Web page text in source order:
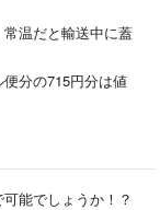
せずタグも切って
方法で、送料を負
温だと輸送中に蓋
分の715円分は値
能でしょうか！？